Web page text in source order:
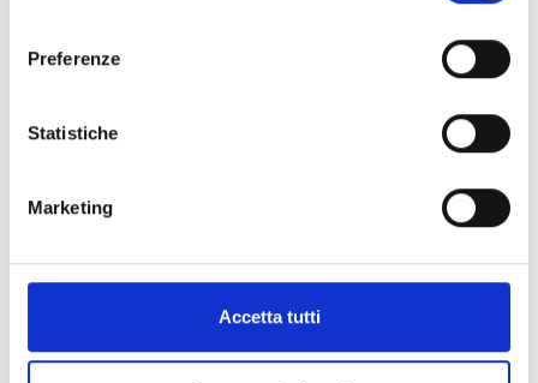
Preferenze
Statistiche
Marketing
Accetta tutti
Per